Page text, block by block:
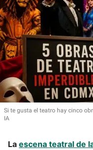
Si te gusta el teatro hay cinco
IA
La escena teatral de